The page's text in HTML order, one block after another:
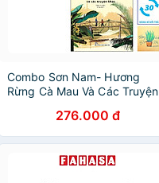
Combo Sơn Nam- Hương
Rừng Cà Mau Và Các Truyện
Đến Cần Thơ…( Tặng sổ tay)
276.000 đ